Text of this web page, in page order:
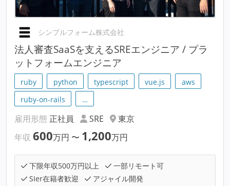
シンプルフォーム株式会社
法人審査SaaSを支えるSREエンジニア / プラ
ットフォームエンジニア
ruby python typescript vue.js
aws
ruby-on-rails
…
雇用形態 正社員 SRE
東京
年収 600万円 〜 1,200万円
下限年収500万円以上
一部リモート可
SIer在籍者歓迎
アジャイル開発